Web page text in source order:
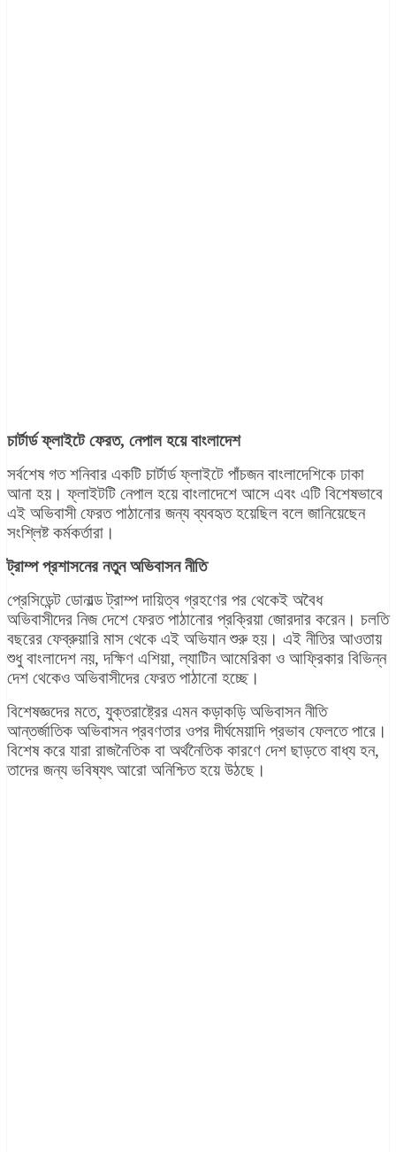
চার্টার্ড ফ্লাইটে ফেরত, নেপাল হয়ে বাংলাদেশ
সর্বশেষ গত শনিবার একটি চার্টার্ড ফ্লাইটে পাঁচজন বাংলাদেশিকে ঢাকা
আনা হয়। ফ্লাইটটি নেপাল হয়ে বাংলাদেশে আসে এবং এটি বিশেষভাবে
এই অভিবাসী ফেরত পাঠানোর জন্য ব্যবহৃত হয়েছিল বলে জানিয়েছেন
সংশ্লিষ্ট কর্মকর্তারা।
ট্রাম্প প্রশাসনের নতুন অভিবাসন নীতি
প্রেসিডেন্ট ডোনাল্ড ট্রাম্প দায়িত্ব গ্রহণের পর থেকেই অবৈধ
অভিবাসীদের নিজ দেশে ফেরত পাঠানোর প্রক্রিয়া জোরদার করেন। চলতি
বছরের ফেব্রুয়ারি মাস থেকে এই অভিযান শুরু হয়। এই নীতির আওতায়
শুধু বাংলাদেশ নয়, দক্ষিণ এশিয়া, ল্যাটিন আমেরিকা ও আফ্রিকার বিভিন্ন
দেশ থেকেও অভিবাসীদের ফেরত পাঠানো হচ্ছে।
বিশেষজ্ঞদের মতে, যুক্তরাষ্ট্রের এমন কড়াকড়ি অভিবাসন নীতি
আন্তর্জাতিক অভিবাসন প্রবণতার ওপর দীর্ঘমেয়াদি প্রভাব ফেলতে পারে।
বিশেষ করে যারা রাজনৈতিক বা অর্থনৈতিক কারণে দেশ ছাড়তে বাধ্য হন,
তাদের জন্য ভবিষ্যৎ আরো অনিশ্চিত হয়ে উঠছে।